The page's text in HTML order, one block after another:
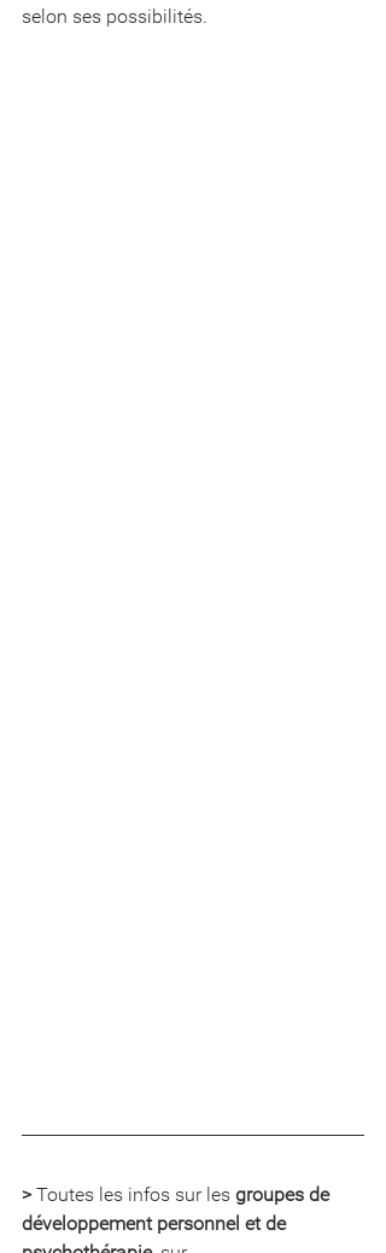
selon ses possibilités.
> Toutes les infos sur les groupes de
développement personnel et de